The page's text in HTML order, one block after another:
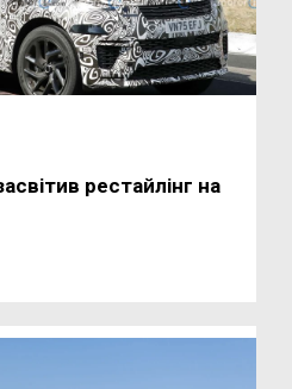
рестайлінг на